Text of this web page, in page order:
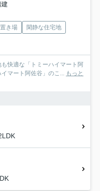
き場
閑静な住宅地
快適な「トミーハイマート阿
マート阿佐谷」のこ... もっと